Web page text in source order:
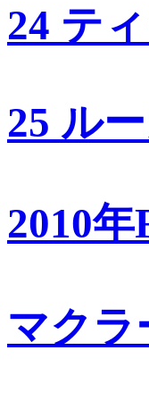
24 テ
25 ル
2010
マクラ